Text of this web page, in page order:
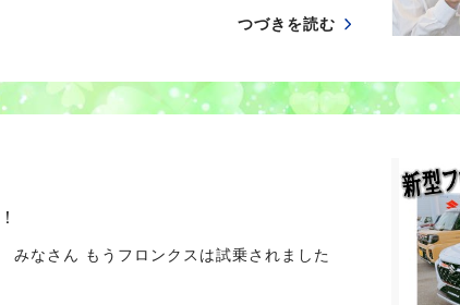
つづきを読む
なさん もうフロンクスは試乗されました